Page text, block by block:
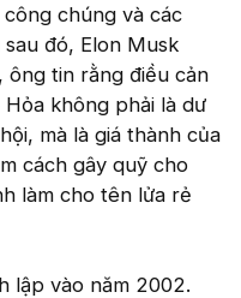
chúng và các
đó, Elon Musk
tin rằng điều cản
không phải là dư
mà là giá thành của
cách gây quỹ cho
làm cho tên lửa rẻ
lập vào năm 2002.